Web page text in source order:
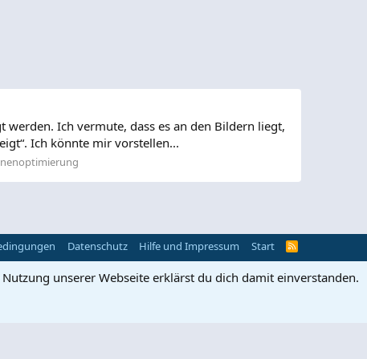
Ich vermute, dass es an den Bildern liegt,
Ich könnte mir vorstellen...
Datenschutz Hilfe und Impressum Start
R
unserer Webseite erklärst du dich damit einverstanden.